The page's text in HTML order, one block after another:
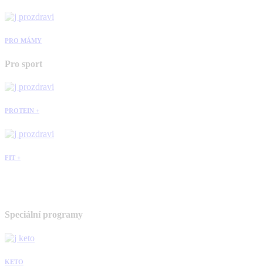
PRO MÁMY
Pro sport
PROTEIN +
FIT +
Speciální programy
KETO